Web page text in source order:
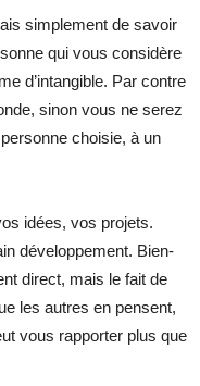
simplement de savoir
qui vous considère
d’intangible. Par contre
sinon vous ne serez
choisie, à un
idées, vos projets.
développement. Bien-
direct, mais le fait de
les autres en pensent,
vous rapporter plus que